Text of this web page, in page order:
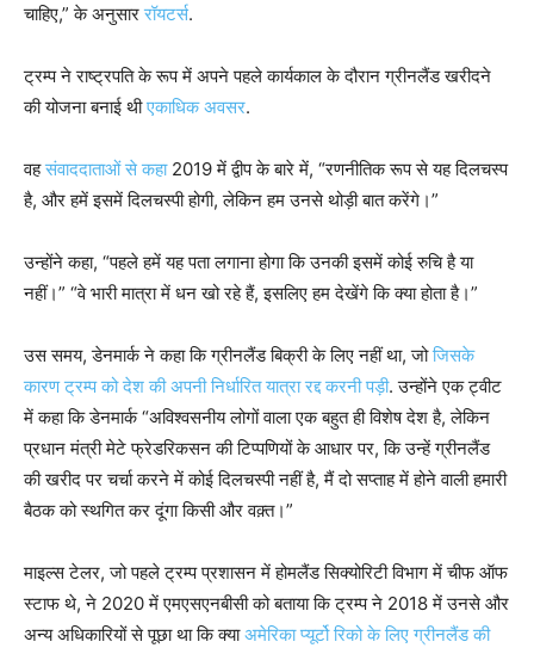
चाहिए,” के अनुसाररॉयटर्स.
ट्रम्प ने राष्ट्रपति के रूप में अपने पहले कार्यकाल के दौरान ग्रीनलैंड खरीदने
की योजना बनाई थीएकाधिक अवसर.
वहसंवाददाताओं से कहा2019 में द्वीप के बारे में, “रणनीतिक रूप से यह दिलचस्प
है, और हमें इसमें दिलचस्पी होगी, लेकिन हम उनसे थोड़ी बात करेंगे।”
उन्होंने कहा, “पहले हमें यह पता लगाना होगा कि उनकी इसमें कोई रुचि है या
नहीं।” “वे भारी मात्रा में धन खो रहे हैं, इसलिए हम देखेंगे कि क्या होता है।”
उस समय, डेनमार्क ने कहा कि ग्रीनलैंड बिक्री के लिए नहीं था, जोजिसके
कारण ट्रम्प को देश की अपनी निर्धारित यात्रा रद्द करनी पड़ी. उन्होंने एक ट्वीट
में कहा कि डेनमार्क “अविश्वसनीय लोगों वाला एक बहुत ही विशेष देश है, लेकिन
प्रधान मंत्री मेटे फ्रेडरिकसन की टिप्पणियों के आधार पर, कि उन्हें ग्रीनलैंड
की खरीद पर चर्चा करने में कोई दिलचस्पी नहीं है, मैं दो सप्ताह में होने वाली हमारी
बैठक को स्थगित कर दूंगा किसी और वक़्त।”
माइल्स टेलर, जो पहले ट्रम्प प्रशासन में होमलैंड सिक्योरिटी विभाग में चीफ ऑफ
स्टाफ थे, ने 2020 में एमएसएनबीसी को बताया कि ट्रम्प ने 2018 में उनसे और
अन्य अधिकारियों से पूछा था कि क्याअमेरिका प्यूर्टो रिको के लिए ग्रीनलैंड की